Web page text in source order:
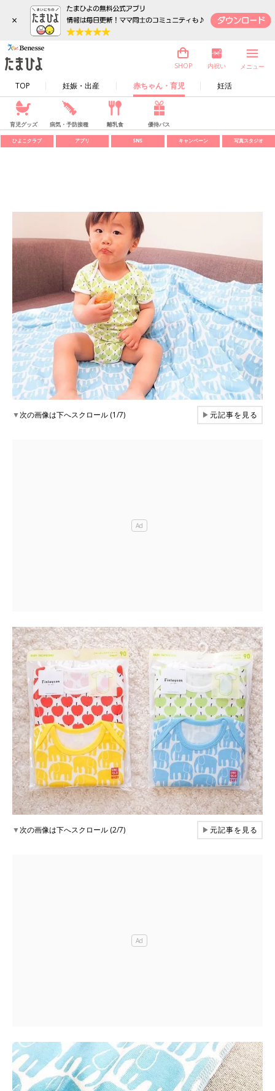
×
TOP 妊娠・出産 赤ちゃん・育児 妊活
SHOP 内祝い メニュー
育児グッズ 病気・予防接種 離乳食 優待パス
ひよこクラブ アプリ SNS キャンペーン 写真スタジオ
▼次の画像は下へスクロール (1/7) ▶元記事を見る
▼次の画像は下へスクロール (2/7) ▶元記事を見る